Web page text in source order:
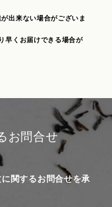
出来ない場合がございま
早くお届けできる場合が
お問合せ
関するお問合せを承